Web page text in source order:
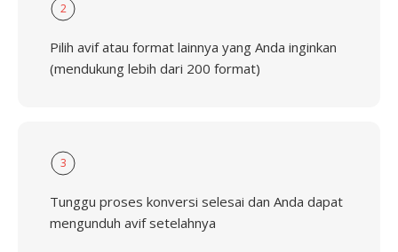
2
Pilih avif atau format lainnya yang Anda inginkan
(mendukung lebih dari 200 format)
3
Tunggu proses konversi selesai dan Anda dapat
mengunduh avif setelahnya